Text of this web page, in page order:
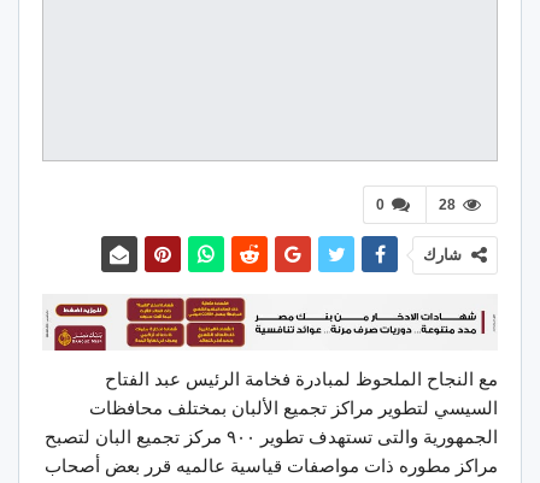
0 28
شارك
مع النجاح الملحوظ لمبادرة فخامة الرئيس عبد الفتاح
السيسي لتطوير مراكز تجميع الألبان بمختلف محافظات
الجمهورية والتى تستهدف تطوير ٩٠٠ مركز تجميع البان لتصبح
مراكز مطوره ذات مواصفات قياسية عالميه قرر بعض أصحاب